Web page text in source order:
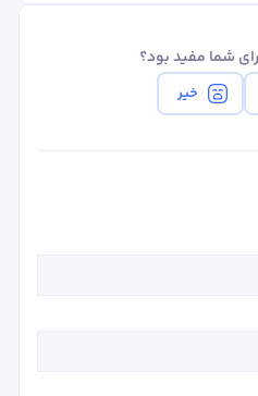
شما مفید بود؟
خیر